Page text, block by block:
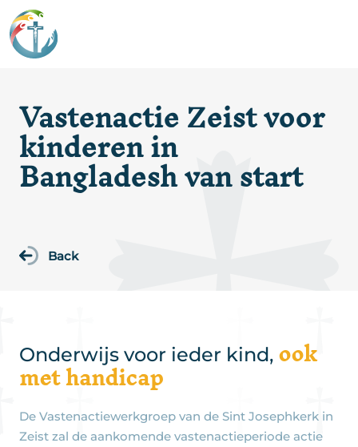
Vastenactie Zeist voor
kinderen in
Bangladesh van start
Back
Onderwijs voor ieder kind, ook
met handicap
De Vastenactiewerkgroep van de Sint Josephkerk in
Zeist zal de aankomende vastenactieperiode actie